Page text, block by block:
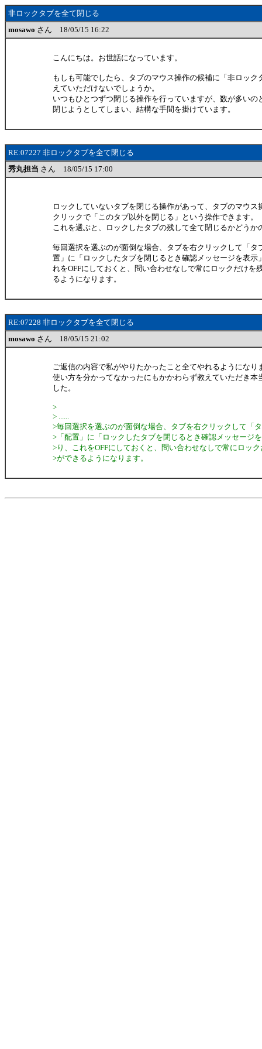
非ロックタブを全て閉じる
mosawo さん 18/05/15 16:22
こんにちは。お世話になっています。
もしも可能でしたら、タブのマウス操作の候補に「非ロック
えていただけないでしょうか。
いつもひとつずつ閉じる操作を行っていますが、数が多いの
閉じようとしてしまい、結構な手間を掛けています。
RE:07227 非ロックタブを全て閉じる
秀丸担当 さん 18/05/15 17:00
ロックしていないタブを閉じる操作があって、タブのマウス
クリックで「このタブ以外を閉じる」という操作できます。
これを選ぶと、ロックしたタブの残して全て閉じるかどうか
毎回選択を選ぶのが面倒な場合、タブを右クリックして「タ
置」に「ロックしたタブを閉じるとき確認メッセージを表示
れをOFFにしておくと、問い合わせなしで常にロックだけを
るようになります。
RE:07228 非ロックタブを全て閉じる
mosawo さん 18/05/15 21:02
ご返信の内容で私がやりたかったこと全てやれるようになり
使い方を分かってなかったにもかかわらず教えていただき本
した。
>
> ......
>毎回選択を選ぶのが面倒な場合、タブを右クリックして「
>「配置」に「ロックしたタブを閉じるとき確認メッセージ
>り、これをOFFにしておくと、問い合わせなしで常にロッ
>ができるようになります。